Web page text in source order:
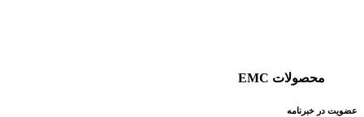
محصولات EMC
عضویت در خبرنامه